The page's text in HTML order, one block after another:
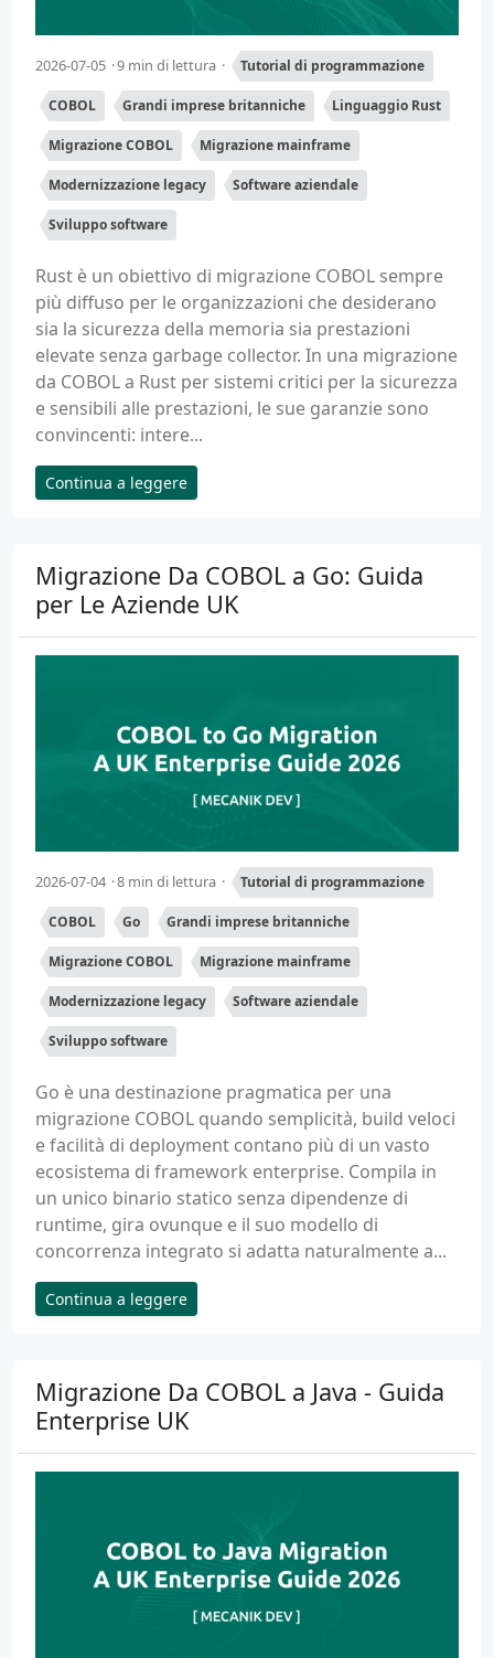
2026-07-05 9 min di lettura Tutorial di programmazione
COBOL Grandi imprese britanniche Linguaggio Rust
Migrazione COBOL Migrazione mainframe
Modernizzazione legacy Software aziendale
Sviluppo software
Rust è un obiettivo di migrazione COBOL sempre
più diffuso per le organizzazioni che desiderano
sia la sicurezza della memoria sia prestazioni
elevate senza garbage collector. In una migrazione
da COBOL a Rust per sistemi critici per la sicurezza
e sensibili alle prestazioni, le sue garanzie sono
convincenti: intere...
Continua a leggere
Migrazione Da COBOL a Go: Guida
per Le Aziende UK
2026-07-04 8 min di lettura Tutorial di programmazione
COBOL Go Grandi imprese britanniche
Migrazione COBOL Migrazione mainframe
Modernizzazione legacy Software aziendale
Sviluppo software
Go è una destinazione pragmatica per una
migrazione COBOL quando semplicità, build veloci
e facilità di deployment contano più di un vasto
ecosistema di framework enterprise. Compila in
un unico binario statico senza dipendenze di
runtime, gira ovunque e il suo modello di
concorrenza integrato si adatta naturalmente a...
Continua a leggere
Migrazione Da COBOL a Java - Guida
Enterprise UK